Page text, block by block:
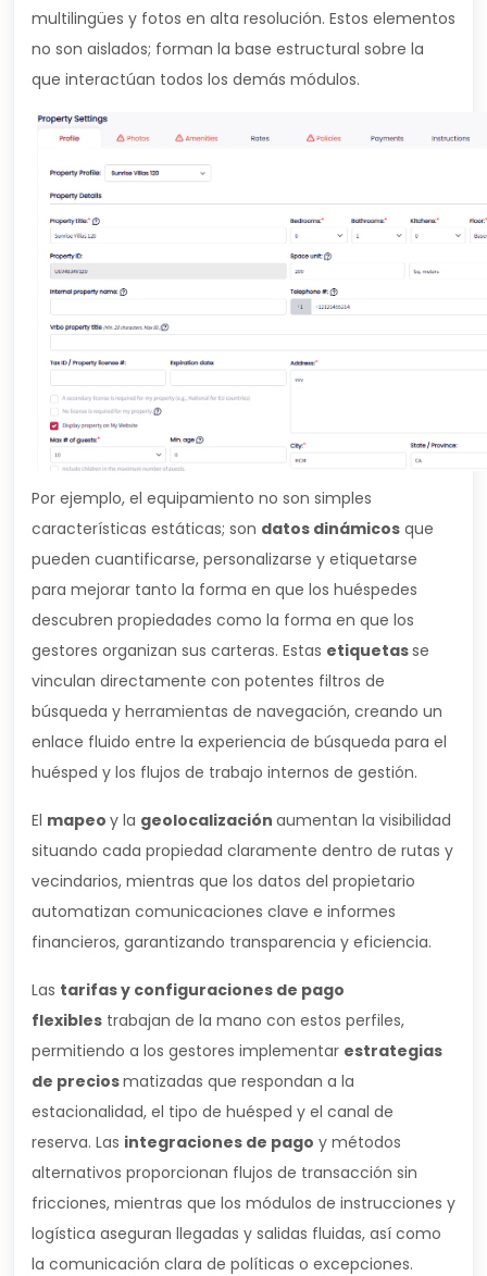
multilingües y fotos en alta resolución. Estos elementos
no son aislados; forman la base estructural sobre la
que interactúan todos los demás módulos.
Por ejemplo, el equipamiento no son simples
características estáticas; son datos dinámicos que
pueden cuantificarse, personalizarse y etiquetarse
para mejorar tanto la forma en que los huéspedes
descubren propiedades como la forma en que los
gestores organizan sus carteras. Estas etiquetasse
vinculan directamente con potentes filtros de
búsqueda y herramientas de navegación, creando un
enlace fluido entre la experiencia de búsqueda para el
huésped y los flujos de trabajo internos de gestión.
El mapeo y la geolocalización aumentan la visibilidad
situando cada propiedad claramente dentro de rutas y
vecindarios, mientras que los datos del propietario
automatizan comunicaciones clave e informes
financieros, garantizando transparencia y eficiencia.
Las tarifas y configuraciones de pago
flexibles trabajan de la mano con estos perfiles,
permitiendo a los gestores implementar estrategias
de preciosmatizadas que respondan a la
estacionalidad, el tipo de huésped y el canal de
reserva. Las integraciones de pago y métodos
alternativos proporcionan flujos de transacción sin
fricciones, mientras que los módulos de instrucciones y
logística aseguran llegadas y salidas fluidas, así como
la comunicación clara de políticas o excepciones.